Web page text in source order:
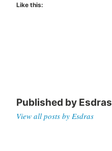
Like this:
Published by Esdras
View all posts by Esdras